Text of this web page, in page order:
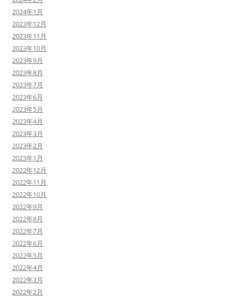
2024年1月
2023年12月
2023年11月
2023年10月
2023年9月
2023年8月
2023年7月
2023年6月
2023年5月
2023年4月
2023年3月
2023年2月
2023年1月
2022年12月
2022年11月
2022年10月
2022年9月
2022年8月
2022年7月
2022年6月
2022年5月
2022年4月
2022年3月
2022年2月